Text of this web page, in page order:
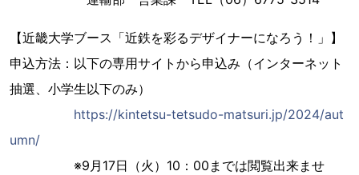
【近畿大学ブース「近鉄を彩るデザイナーになろう！」】
申込方法：以下の専用サイトから申込み（インターネット
抽選、小学生以下のみ）
https://kintetsu-tetsudo-matsuri.jp/2024/aut
umn/
※9月17日（火）10：00までは閲覧出来ませ